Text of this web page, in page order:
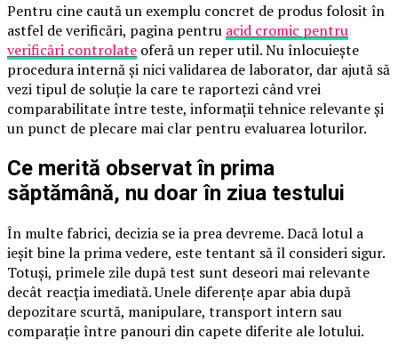
Pentru cine caută un exemplu concret de produs folosit în
astfel de verificări, pagina pentru acid cromic pentru
verificări controlate oferă un reper util. Nu înlocuiește
procedura internă și nici validarea de laborator, dar ajută să
vezi tipul de soluție la care te raportezi când vrei
comparabilitate între teste, informații tehnice relevante și
un punct de plecare mai clar pentru evaluarea loturilor.
Ce merită observat în prima
săptămână, nu doar în ziua testului
În multe fabrici, decizia se ia prea devreme. Dacă lotul a
ieșit bine la prima vedere, este tentant să îl consideri sigur.
Totuși, primele zile după test sunt deseori mai relevante
decât reacția imediată. Unele diferențe apar abia după
depozitare scurtă, manipulare, transport intern sau
comparație între panouri din capete diferite ale lotului.